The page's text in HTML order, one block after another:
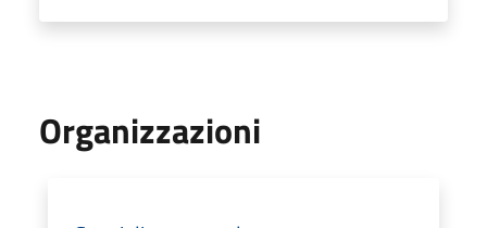
Organizzazioni